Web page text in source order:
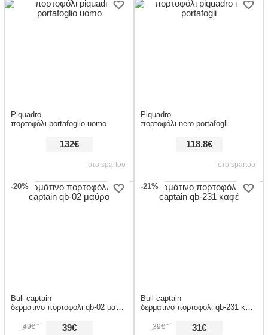
στο spartoo
Piquadro
πορτοφόλι portafoglio uomo
132€
στο spartoo
Piquadro
πορτοφόλι nero portafogli
118,8€
-20%
Bull captain
δερμάτινο πορτοφόλι qb-02 μαύρο
39€
49€
-21%
Bull captain
δερμάτινο πορτοφόλι qb-231 καφέ
31€
39€